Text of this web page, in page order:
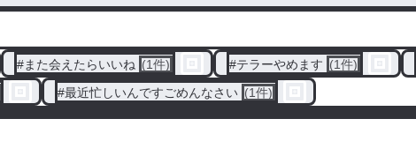
#また会えたらいいね (1件) #テラーやめます (1件)
#最近忙しいんですごめんなさい (1件)